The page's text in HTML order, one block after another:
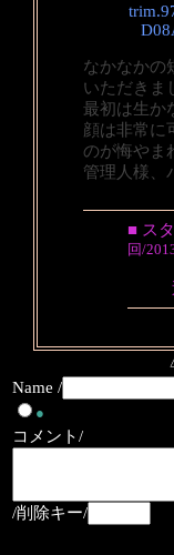
なかなかの
いただきま
最初は生か
顔は非常に
のが悔やま
管理人様、
■ ス
回/
Name /
●
コメント/
/削除キー/